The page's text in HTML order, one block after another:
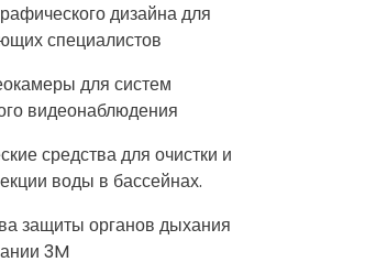
дизайна для
специалистов
для систем
видеонаблюдения
средства для очистки и
воды в бассейнах.
защиты органов дыхания
3M